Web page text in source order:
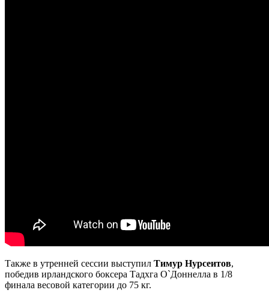
Также в утренней сессии выступил Тимур Нурсеитов,
победив ирландского боксера Тадхга О`Доннелла в 1/8
финала весовой категории до 75 кг.